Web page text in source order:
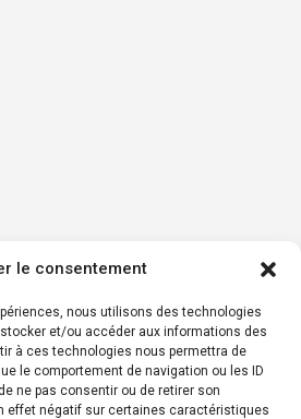
le consentement
nous utilisons des technologies
et/ou accéder aux informations des
à ces technologies nous permettra de
le comportement de navigation ou les ID
ne pas consentir ou de retirer son
effet négatif sur certaines caractéristiques